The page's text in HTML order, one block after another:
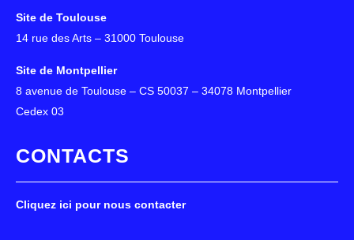
Site de Toulouse
14 rue des Arts – 31000 Toulouse
Site de Montpellier
8 avenue de Toulouse – CS 50037 – 34078 Montpellier
Cedex 03
CONTACTS
Cliquez ici pour nous contacter